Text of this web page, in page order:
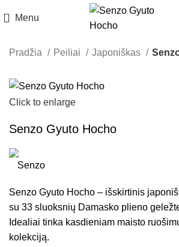
Menu
Pradžia Peiliai Japoniškas
Click to enlarge
Senzo Gyuto Hocho
Senzo Gyuto Hocho – išskirtinis
su 33 sluoksnių Damasko plieno
Idealiai tinka kasdieniam maisto
kolekciją.